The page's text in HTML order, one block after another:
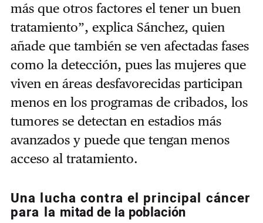
más que otros factores el tener un buen
tratamiento”, explica Sánchez, quien
añade que también se ven afectadas fases
como la detección, pues las mujeres que
viven en áreas desfavorecidas participan
menos en los programas de cribados, los
tumores se detectan en estadios más
avanzados y puede que tengan menos
acceso al tratamiento.
Una lucha contra el principal cáncer
para la mitad de la población